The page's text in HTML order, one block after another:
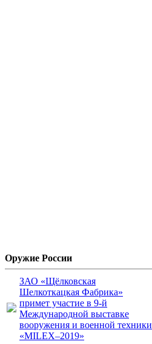
Оружие России
ЗАО «Щёлковская
Шелкоткацкая Фабрика»
примет участие в 9-й
Международной выставке
вооружения и военной техники
«MILEX–2019»